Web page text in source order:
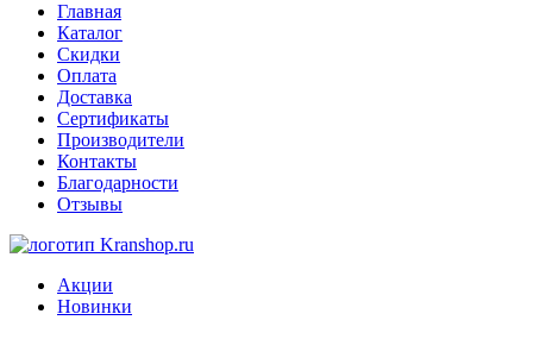
Главная
Каталог
Скидки
Оплата
Доставка
Сертификаты
Производители
Контакты
Благодарности
Отзывы
Акции
Новинки